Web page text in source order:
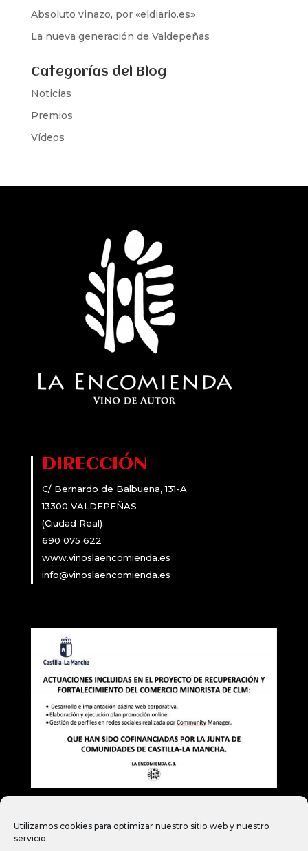
Utilizamos cookies para optimizar nuestro sitio web y nuestro
servicio.
Absoluto vinazo, por «eldiario.es»
La nueva generación de Valdepeñas
Categorías del Blog
Noticias
Premios
Vídeos
DIRECCIÓN
C/ Bernardo de Balbuena, 131-A
13300 VALDEPEÑAS
(Ciudad Real)
690 075 622
www.vinoslaencomienda.es
info@vinoslaencomienda.es